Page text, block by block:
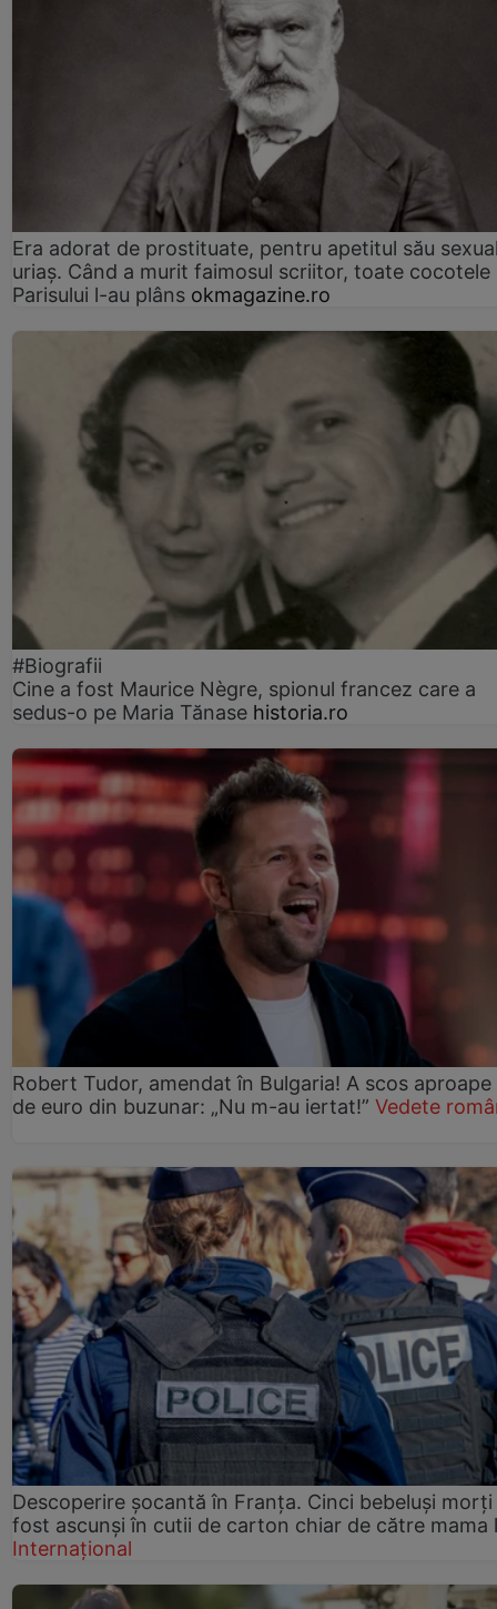
Era adorat de prostituate, pentru apetitul său
uriaș. Când a murit faimosul scriitor, toate cocotele
Parisului l-au plâns okmagazine.ro
#Biografii
Cine a fost Maurice Nègre, spionul francez care a
sedus-o pe Maria Tănase historia.ro
Robert Tudor, amendat în Bulgaria! A scos
de euro din buzunar: „Nu m-au iertat!” Vedete
Descoperire șocantă în Franța. Cinci bebeluși morți
fost ascunși în cutii de carton chiar de către mama
Internațional